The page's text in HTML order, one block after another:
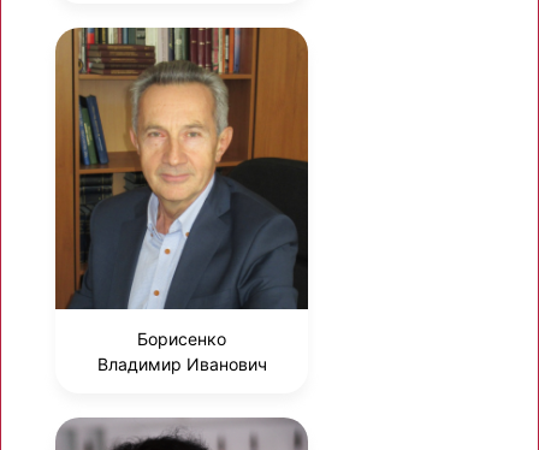
Борисенко
Владимир Иванович